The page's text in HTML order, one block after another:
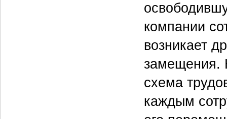
компании
возникает
замещения.
схема
каждым